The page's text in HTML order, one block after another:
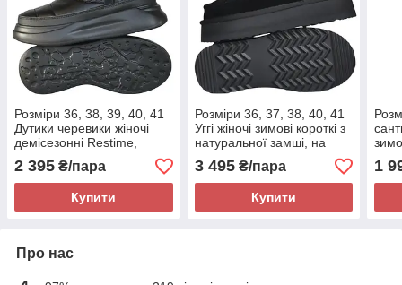
Розміри 36, 38, 39, 40, 41
Дутики черевики жіночі
демісезонні Restime,
легкі та зручні
2 395 ₴/пара
Купити
Розміри 36, 37, 38, 40, 41
Уггі жіночі зимові короткі з
натуральної замші, на
хутрі, чорні Restime 24452
3 495₴/пара
Купити
1
Про нас